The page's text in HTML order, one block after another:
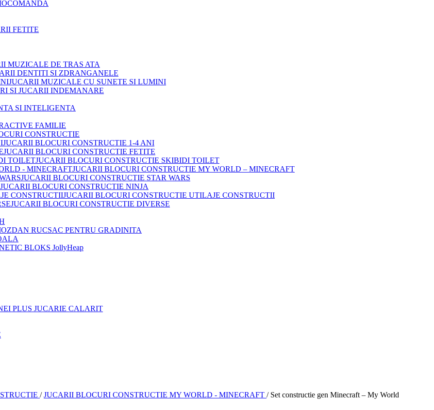
FETITE
MUZICALE DE TRAS ATA
DENTITI SI ZDRANGANELE
JUCARII MUZICALE CU SUNETE SI LUMINI
SI JUCARII INDEMANARE
SI INTELIGENTA
FAMILIE
CONSTRUCTIE
JUCARII BLOCURI CONSTRUCTIE 1-4 ANI
JUCARII BLOCURI CONSTRUCTIE FETITE
JUCARII BLOCURI CONSTRUCTIE SKIBIDI TOILET
JUCARII BLOCURI CONSTRUCTIE MY WORLD – MINECRAFT
JUCARII BLOCURI CONSTRUCTIE STAR WARS
JUCARII BLOCURI CONSTRUCTIE NINJA
JUCARII BLOCURI CONSTRUCTIE UTILAJE CONSTRUCTII
JUCARII BLOCURI CONSTRUCTIE DIVERSE
RUCSAC PENTRU GRADINITA
BLOKS JollyHeap
PLUS JUCARIE CALARIT
/ JUCARII BLOCURI CONSTRUCTIE MY WORLD - MINECRAFT / Set constructie gen Minecraft – My World